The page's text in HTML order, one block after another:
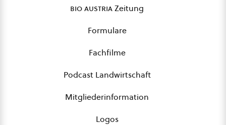
bio austriaZeitung
Formulare
Fachfilme
Podcast Landwirtschaft
Mitgliederinformation
Logos